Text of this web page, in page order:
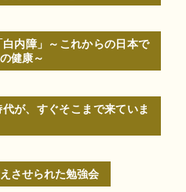
内障」～これからの日本で
健康～
が、すぐそこまで来ていま
させられた勉強会